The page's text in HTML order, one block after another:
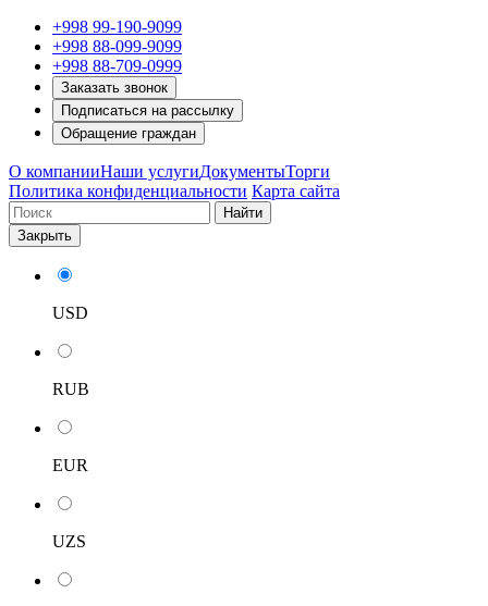
+998 99-190-9099
+998 88-099-9099
+998 88-709-0999
Заказать звонок
Подписаться на рассылку
Обращение граждан
О компанииНаши услугиДокументыТорги
Политика конфиденциальности Карта сайта
Найти
Закрыть
USD
RUB
EUR
UZS